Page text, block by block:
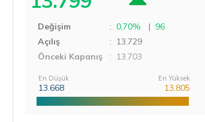
Değişim : 0,70% | 96
Açılış
: 13.729
Önceki Kapanış
: 13.703
En Düşük
13.668
En Yüksek
13.805